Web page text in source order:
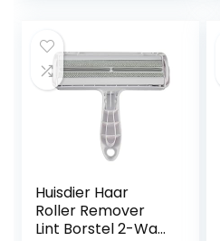
Huisdier Haar
Roller Remover
Lint Borstel 2-Way